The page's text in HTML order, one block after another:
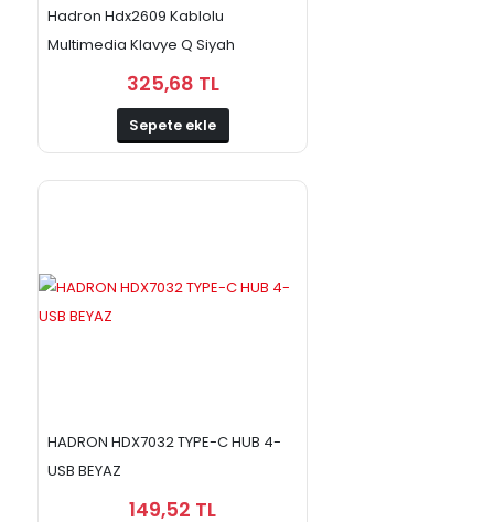
Hadron Hdx2609 Kablolu
Multimedia Klavye Q Siyah
325,68 TL
Sepete ekle
HADRON HDX7032 TYPE-C HUB 4-
USB BEYAZ
149,52 TL